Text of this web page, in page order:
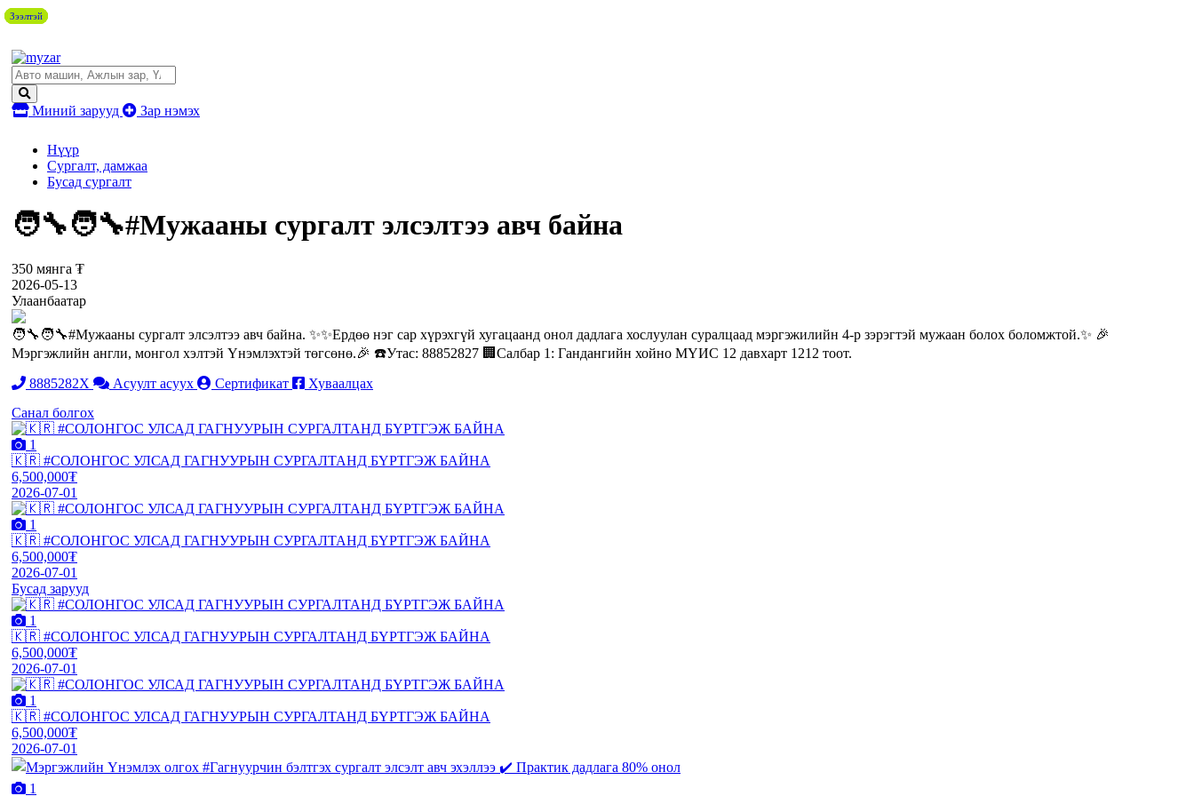
Миний зарууд Зар нэмэх
Нүүр
Сургалт, дамжаа
Бусад сургалт
🧑‍🔧🧑‍🔧#Мужааны сургалт элсэлтээ авч байна
350 мянга ₮
2026-05-13
Улаанбаатар
🧑‍🔧🧑‍🔧#Мужааны сургалт элсэлтээ авч байна. ✨✨Ердөө нэг сар хүрэхгүй хугацаанд онол дадлага хослуулан суралцаад мэргэжилийн 4-р зэрэгтэй мужаан болох боломжтой.✨ 🎉
Мэргэжлийн англи, монгол хэлтэй Үнэмлэхтэй төгсөнө.🎉 ☎️Утас: 88852827 🏢Салбар 1: Гандангийн хойно МҮИС 12 давхарт 1212 тоот.
8885282X
Асуулт асуух Сертификат
Хуваалцах
Санал болгох
Зээлтэй
1
🇰🇷 #СОЛОНГОС УЛСАД ГАГНУУРЫН СУРГАЛТАНД БҮРТГЭЖ БАЙНА
6,500,000₮
2026-07-01
Зээлтэй
1
🇰🇷 #СОЛОНГОС УЛСАД ГАГНУУРЫН СУРГАЛТАНД БҮРТГЭЖ БАЙНА
6,500,000₮
2026-07-01
Бусад зарууд
Зээлтэй
1
🇰🇷 #СОЛОНГОС УЛСАД ГАГНУУРЫН СУРГАЛТАНД БҮРТГЭЖ БАЙНА
6,500,000₮
2026-07-01
Зээлтэй
1
🇰🇷 #СОЛОНГОС УЛСАД ГАГНУУРЫН СУРГАЛТАНД БҮРТГЭЖ БАЙНА
6,500,000₮
2026-07-01
1